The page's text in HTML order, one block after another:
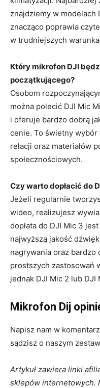
znajdziemy w modelach
znacząco poprawia
w trudniejszych
Który mikrofon DJI
początkującego?
Osobom
można polecić DJI Mic
i oferuje bardzo dobrą
cenie. To świetny
relacji oraz materiałów
społecznościowych.
Czy warto dopłacić do
Jeżeli regularnie
wideo, realizujesz
dopłata do DJI Mic 3
najwyższą jakość
nagrywania oraz bardzo
prostszych zastosowań
jednak DJI Mic 2 lub DJI
Mikrofon Dij
Napisz nam w
sądzisz o naszym
Artykuł zawiera linki
sklepów internetowych.